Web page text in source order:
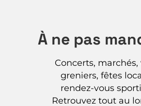
À ne pas
Concerts, marchés,
greniers, fêtes
rendez-vous
Retrouvez tout au